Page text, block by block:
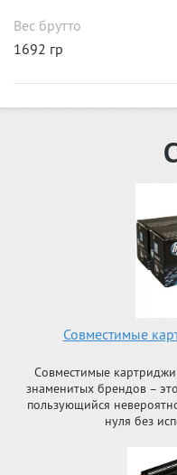
Вес брутто
1692 гр
Совместимые
Совместимые картриджи
знаменитых брендов –
пользующийся
нуля без